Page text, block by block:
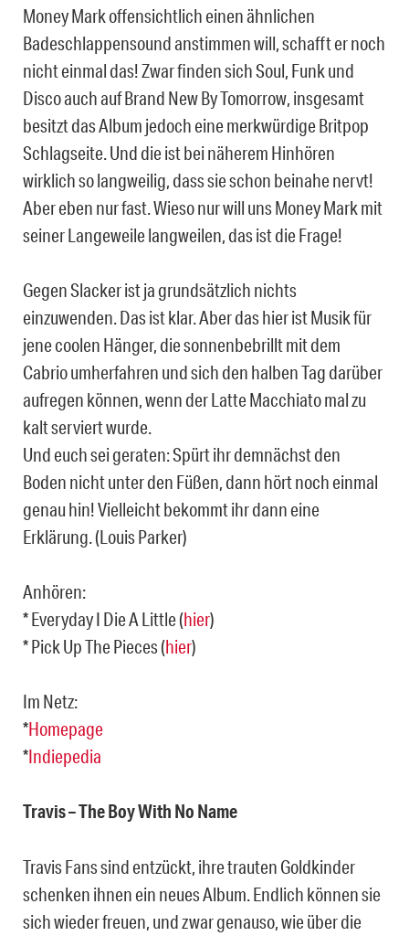
Money Mark offensichtlich einen ähnlichen
Badeschlappensound anstimmen will, schafft er noch
nicht einmal das! Zwar finden sich Soul, Funk und
Disco auch auf Brand New By Tomorrow, insgesamt
besitzt das Album jedoch eine merkwürdige Britpop
Schlagseite. Und die ist bei näherem Hinhören
wirklich so langweilig, dass sie schon beinahe nervt!
Aber eben nur fast. Wieso nur will uns Money Mark mit
seiner Langeweile langweilen, das ist die Frage!
Gegen Slacker ist ja grundsätzlich nichts
einzuwenden. Das ist klar. Aber das hier ist Musik für
jene coolen Hänger, die sonnenbebrillt mit dem
Cabrio umherfahren und sich den halben Tag darüber
aufregen können, wenn der Latte Macchiato mal zu
kalt serviert wurde.
Und euch sei geraten: Spürt ihr demnächst den
Boden nicht unter den Füßen, dann hört noch einmal
genau hin! Vielleicht bekommt ihr dann eine
Erklärung. (Louis Parker)
Anhören:
* Everyday I Die A Little (hier)
* Pick Up The Pieces (hier)
Im Netz:
*Homepage
*Indiepedia
Travis – The Boy With No Name
Travis Fans sind entzückt, ihre trauten Goldkinder
schenken ihnen ein neues Album. Endlich können sie
sich wieder freuen, und zwar genauso, wie über die